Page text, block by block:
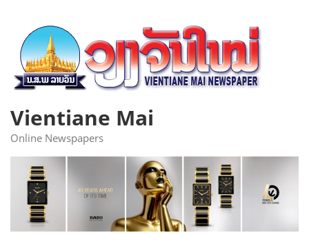
content
Vientiane Mai
Online Newspapers